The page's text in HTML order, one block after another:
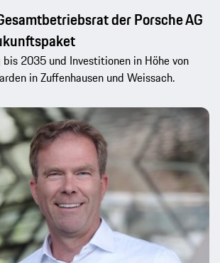
der Porsche AG
2035 und Investitionen in Höhe von
in Zuffenhausen und Weissach.